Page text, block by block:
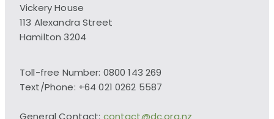
Vickery House
113 Alexandra Street
Hamilton 3204
Toll-free Number: 0800 143 269
Text/Phone: +64 021 0262 5587